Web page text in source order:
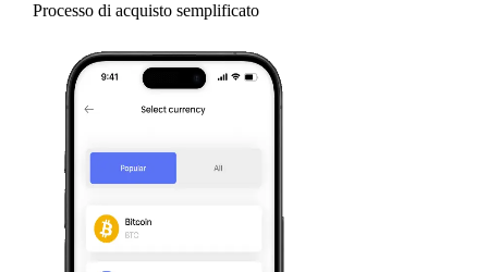
Processo di acquisto semplificato